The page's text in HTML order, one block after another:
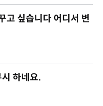
고 싶습니다 어디서 변
하네요.